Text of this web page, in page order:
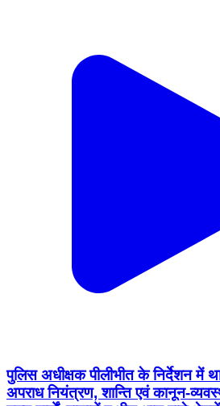
पुलिस अधीक्षक पीलीभीत के निर्देशन में
अपराध नियंत्रण, शान्ति एवं कानून-